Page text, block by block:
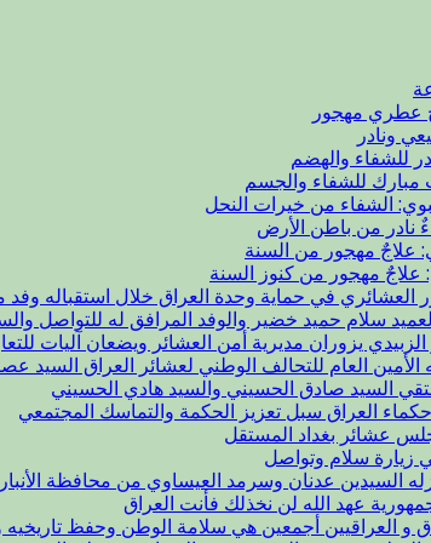
عطري مهجور
ونادر
للشفاء والهضم
للشفاء والجسم
نادر من باطن الأرض
علاجٌ مهجور من السنة
مهجور من كنوز السنة
العشائري في حماية وحدة العراق خلال استقباله
سلام حميد خضير والوفد المرافق له للتواصل
يزوران مديرية أمن العشائر ويضعان آليات
العام للتحالف الوطني لعشائر العراق السيد
السيد صادق الحسيني والسيد هادي الحسيني
العراق سبل تعزيز الحكمة والتماسك المجتمعي
عشائر بغداد المستقل
زيارة سلام وتواصل
السيدين عدنان وسرمد العيساوي من محافظة الأنبار
عهد الله لن نخذلك فأنت العراق
و العراقيين أجمعين هي سلامة الوطن وحفظ تاريخيه